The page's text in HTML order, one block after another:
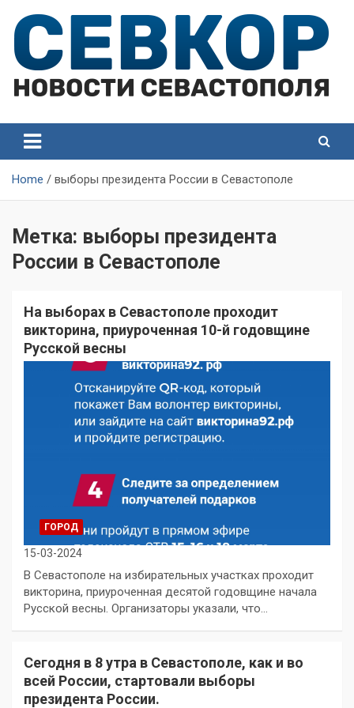
content
Севастополя
Севастополя
Home выборы президента России в Севастополе
Метка: выборы президента
России в Севастополе
На выборах в Севастополе проходит
викторина, приуроченная 10-й годовщине
Русской весны
ГОРОД
15-03-2024
В Севастополе на избирательных участках проходит
викторина, приуроченная десятой годовщине начала
Русской весны. Организаторы указали, что…
Сегодня в 8 утра в Севастополе, как и во
всей России, стартовали выборы
президента России.